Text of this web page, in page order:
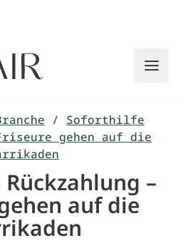
/ Soforthilfe
gehen auf die
–
auf die